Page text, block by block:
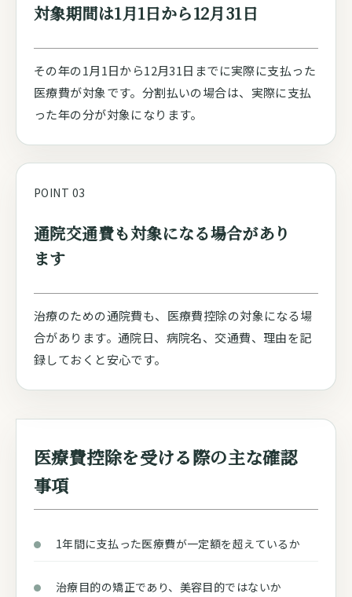
対象期間は1月1日から12月31日
その年の1月1日から12月31日までに実際に支払った
医療費が対象です。分割払いの場合は、実際に支払
った年の分が対象になります。
POINT 03
通院交通費も対象になる場合があり
ます
治療のための通院費も、医療費控除の対象になる場
合があります。通院日、病院名、交通費、理由を記
録しておくと安心です。
医療費控除を受ける際の主な確認
事項
1年間に支払った医療費が一定額を超えているか
治療目的の矯正であり、美容目的ではないか